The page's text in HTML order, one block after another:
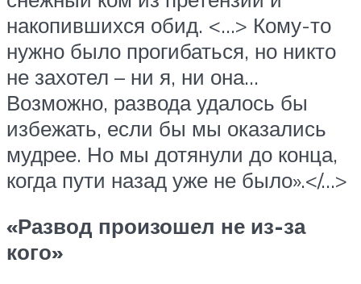
накопившихся обид. <…> Кому-то
нужно было прогибаться, но никто
не захотел – ни я, ни она…
Возможно, развода удалось бы
избежать, если бы мы оказались
мудрее. Но мы дотянули до конца,
когда пути назад уже не было».</…>
«Развод произошел не из-за
кого»